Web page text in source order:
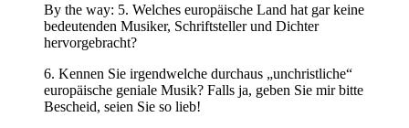
By the way: 5. Welches europäische Land hat gar keine
bedeutenden Musiker, Schriftsteller und Dichter
hervorgebracht?
6. Kennen Sie irgendwelche durchaus „unchristliche“
europäische geniale Musik? Falls ja, geben Sie mir bitte
Bescheid, seien Sie so lieb!